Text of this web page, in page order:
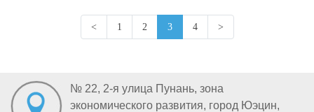
< 1 2 3 4 >
№ 22, 2-я улица Пунань, зона
экономического развития, город Юэцин,